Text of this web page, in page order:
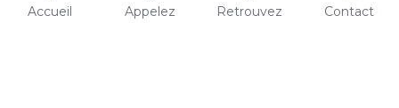
Accueil Appelez Retrouvez Contact